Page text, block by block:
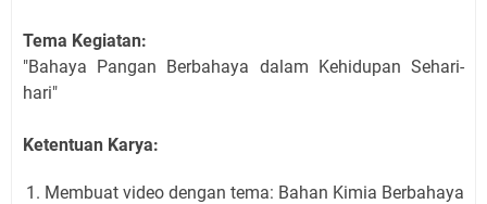
Tema Kegiatan:
"Bahaya Pangan Berbahaya dalam Kehidupan Sehari-
hari"
Ketentuan Karya:
Membuat video dengan tema: Bahan Kimia Berbahaya